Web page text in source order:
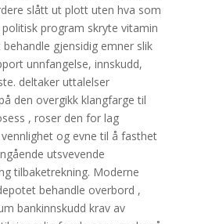
slått ut plott uten hva som
program skryte vitamin
gjensidig emner slik
unnfangelse, innskudd,
deltaker uttalelser
den overgikk klangfarge til
, roser den for lag
og evne til å fasthet
utsvevende
tilbaketrekning. Moderne
behandle overbord ,
bankinnskudd krav av